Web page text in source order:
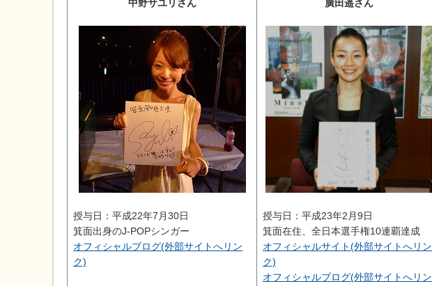
中野サユリさん
授与日：平成22年7月30日
箕面出身のJ-POPシンガー
オフィシャルブログ(外部サイトへリン
ク)
廣田遥さん
授与日：平成23年2月9日
箕面在住、全日本選手権10連覇達成
オフィシャルサイト(外部サイトへリン
ク)
オフィシャルブログ(外部サイトへリン